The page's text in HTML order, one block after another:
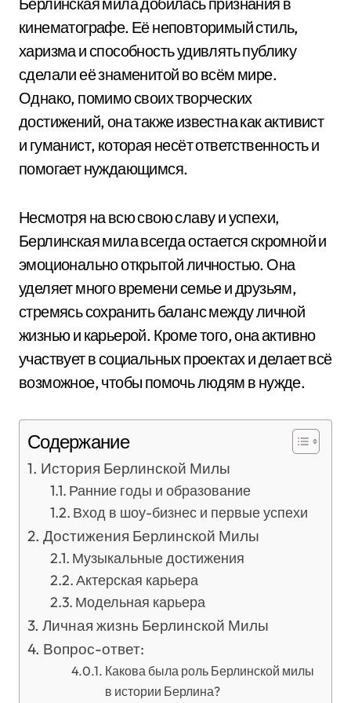
кинематографе. Её неповторимый стиль,
харизма и способность удивлять публику
сделали её знаменитой во всём мире.
Однако, помимо своих творческих
достижений, она также известна как активист
и гуманист, которая несёт ответственность и
помогает нуждающимся.
Несмотря на всю свою славу и успехи,
Берлинская мила всегда остается скромной и
эмоционально открытой личностью. Она
уделяет много времени семье и друзьям,
стремясь сохранить баланс между личной
жизнью и карьерой. Кроме того, она активно
участвует в социальных проектах и делает всё
возможное, чтобы помочь людям в нужде.
Содержание
История Берлинской Милы
Ранние годы и образование
Вход в шоу-бизнес и первые успехи
Достижения Берлинской Милы
Музыкальные достижения
Актерская карьера
Модельная карьера
Личная жизнь Берлинской Милы
Вопрос-ответ:
Какова была роль Берлинской милы
в истории Берлина?